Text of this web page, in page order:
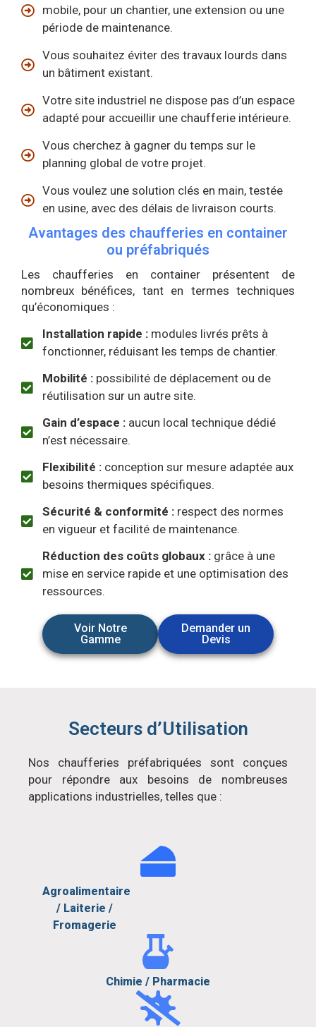
mobile, pour un chantier, une extension ou une
période de maintenance.
Vous souhaitez éviter des travaux lourds dans
un bâtiment existant.
Votre site industriel ne dispose pas d’un espace
adapté pour accueillir une chaufferie intérieure.
Vous cherchez à gagner du temps sur le
planning global de votre projet.
Vous voulez une solution clés en main, testée
en usine, avec des délais de livraison courts.
Avantages des chaufferies en container
ou préfabriqués
Les chaufferies en container présentent de
nombreux bénéfices, tant en termes techniques
qu’économiques :
Installation rapide :modules livrés prêts à
fonctionner, réduisant les temps de chantier.
Mobilité : possibilité de déplacement ou de
réutilisation sur un autre site.
Gain d’espace : aucun local technique dédié
n’est nécessaire.
Flexibilité : conception sur mesure adaptée aux
besoins thermiques spécifiques.
Sécurité & conformité : respect des normes
en vigueur et facilité de maintenance.
Réduction des coûts globaux :grâce à une
mise en service rapide et une optimisation des
ressources.
Voir Notre
Gamme
Demander un
Devis
Secteurs d’Utilisation
Nos chaufferies préfabriquées sont conçues
pour répondre aux besoins de nombreuses
applications industrielles, telles que :
Agroalimentaire
/ Laiterie /
Fromagerie
Chimie / Pharmacie